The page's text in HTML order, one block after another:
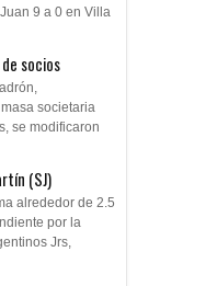
9 a 0 en Villa
socios
societaria
se modificaron
(SJ)
alrededor de 2.5
por la
Jrs,